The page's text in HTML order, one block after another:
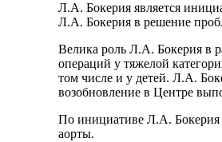
Л.А. Бокерия является
Л.А. Бокерия в решение
Велика роль Л.А. Бокерия в
операций у тяжелой
том числе и у детей. Л.А.
возобновление в Центре
По инициативе Л.А. Бокерия
аорты.